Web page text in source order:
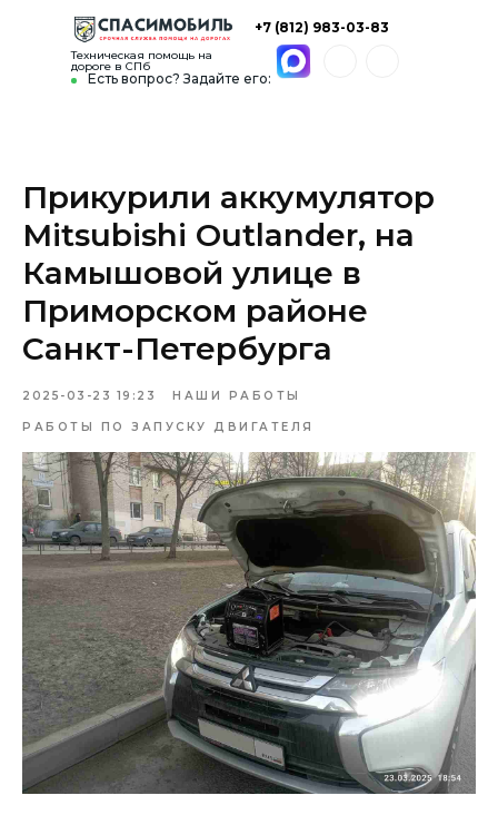
Есть вопрос? Задайте его:
+7 (812) 983-03-83
Техническая помощь на
дороге в СПб
Прикурили аккумулятор
Mitsubishi Outlander, на
Камышовой улице в
Приморском районе
Санкт-Петербурга
2025-03-23 19:23 НАШИ РАБОТЫ
РАБОТЫ ПО ЗАПУСКУ ДВИГАТЕЛЯ